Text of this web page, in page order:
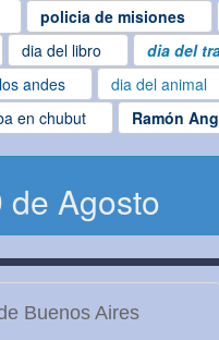
policia de misiones
dia del libro dia del
andes dia del animal
en chubut Ramón
Agosto
Buenos Aires